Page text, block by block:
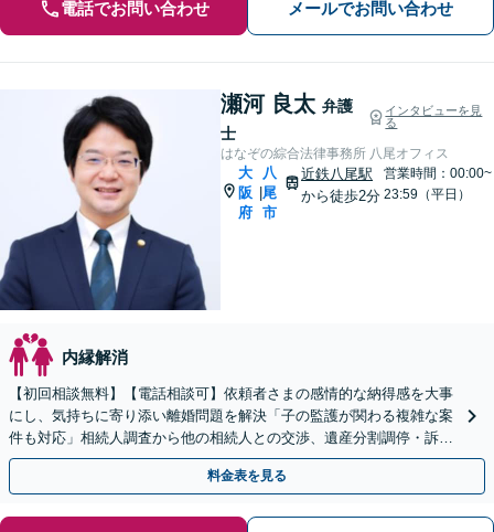
電話でお問い合わせ メールでお問い合わせ
瀬河 良太 弁護
士
インタビューを見
る
はなぞの綜合法律事務所 八尾オフィス
大
阪
府
八
尾
市
近鉄八尾駅
から徒歩2分
営業時間：00:00~
23:59（平日）
内縁解消
【初回相談無料】【電話相談可】依頼者さまの感情的な納得感を大事
にし、気持ちに寄り添い離婚問題を解決「子の監護が関わる複雑な案
件も対応」相続人調査から他の相続人との交渉、遺産分割調停・訴訟
までお任せください【完全個室対応】【休日・夜間相談可】
料金表を見る